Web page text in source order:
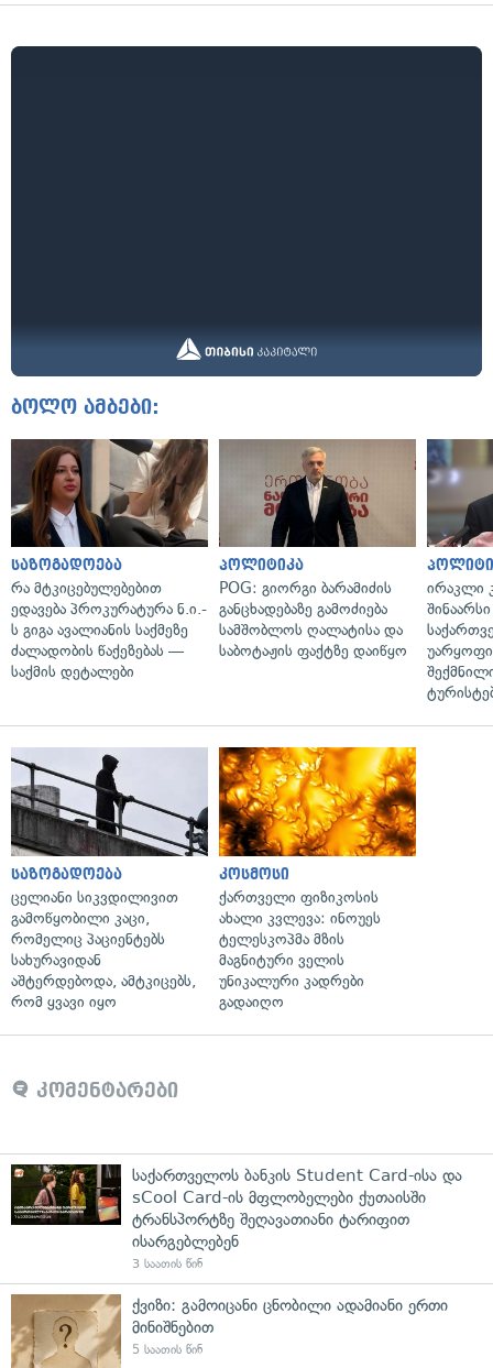
ბოლო ამბები:
საზოგადოება
რა მტკიცებულებებით
ედავება პროკურატურა ნ.ი.-
ს გიგა ავალიანის საქმეზე
ძალადობის წაქეზებას —
საქმის დეტალები
პოლიტიკა
POG: გიორგი ბარამიძის
განცხადებაზე გამოძიება
სამშობლოს ღალატისა და
საბოტაჟის ფაქტზე დაიწყო
ირაკლი
საზოგადოება
ცელიანი სიკვდილივით
გამოწყობილი კაცი,
რომელიც პაციენტებს
სახურავიდან
აშტერდებოდა, ამტკიცებს,
რომ ყვავი იყო
კოსმოსი
ქართველი ფიზიკოსის
ახალი კვლევა: ინოუეს
ტელესკოპმა მზის
მაგნიტური ველის
უნიკალური კადრები
გადაიღო
კომენტარები
საქართველოს ბანკის Student Card-ისა და
sCool Card-ის მფლობელები ქუთაისში
ტრანსპორტზე შეღავათიანი ტარიფით
ისარგებლებენ
3 საათის წინ
ქვიზი: გამოიცანი ცნობილი ადამიანი ერთი
მინიშნებით
5 საათის წინ